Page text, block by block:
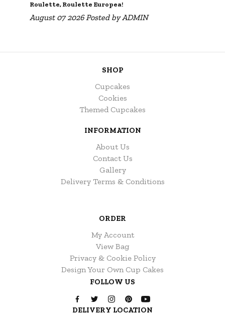
Roulette, Roulette Europea!
August 07 2026 Posted byADMIN
SHOP
Cupcakes
Cookies
Themed Cupcakes
INFORMATION
About Us
Contact Us
Gallery
Delivery Terms & Conditions
ORDER
My Account
View Bag
Privacy & Cookie Policy
Design Your Own Cup Cakes
FOLLOW US
DELIVERY LOCATION